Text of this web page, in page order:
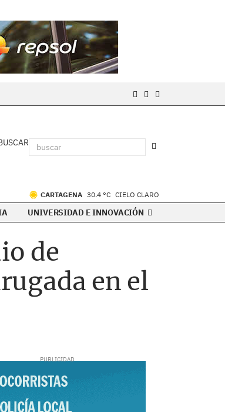
CARTAGENA 30.4 °C CIELO CLARO
UNIVERSIDAD E INNOVACIÓN
de
en el